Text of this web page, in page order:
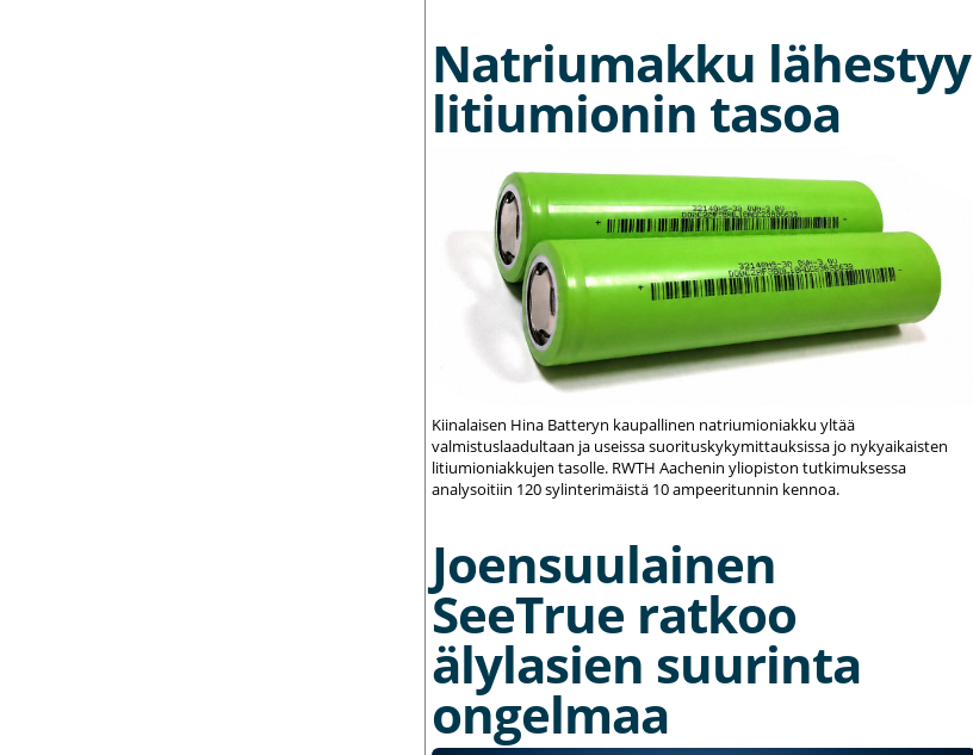
Natriumakku lähestyy
litiumionin tasoa
Kiinalaisen Hina Batteryn kaupallinen natriumioniakku yltää
valmistuslaadultaan ja useissa suorituskykymittauksissa jo nykyaikaisten
litiumioniakkujen tasolle. RWTH Aachenin yliopiston tutkimuksessa
analysoitiin 120 sylinterimäistä 10 ampeeritunnin kennoa.
Joensuulainen
SeeTrue ratkoo
älylasien suurinta
ongelmaa